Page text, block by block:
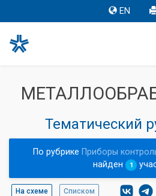
EN
Тематический
По рубрике Приборы
найден
1
На схеме Списком